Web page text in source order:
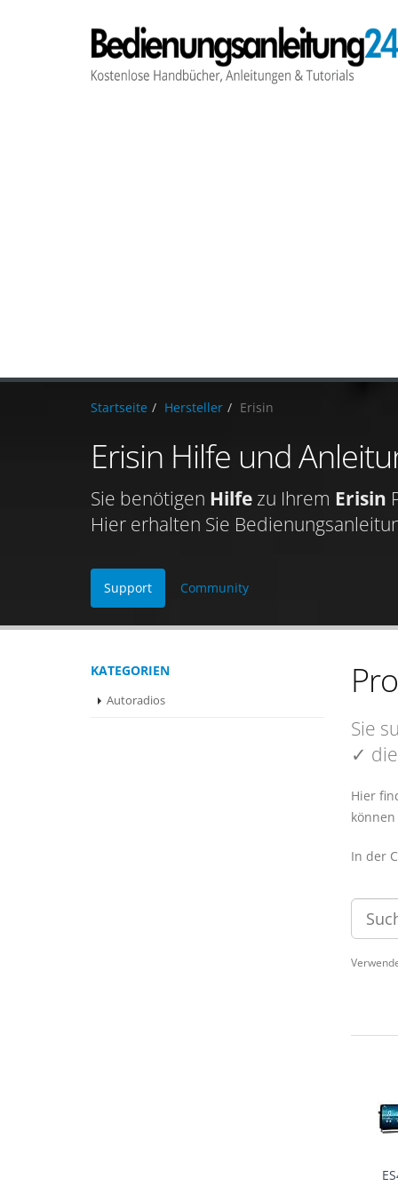
Startseite Hersteller Erisin
Erisin Hilfe und
Sie benötigen Hilfezu Ihrem Erisin
Hier erhalten Sie
Support Community
KATEGORIEN
Autoradios
Sie
✓
Hier
In der